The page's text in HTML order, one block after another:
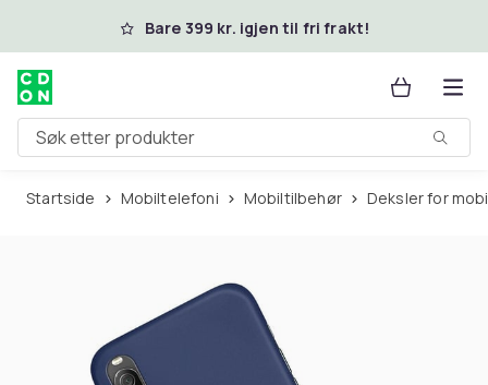
Hopp til hovedinnholdBare 399 kr. igjen til fri frakt!
Søk etter produkter
Startside Mobiltelefoni Mobiltilbehør Deksler for